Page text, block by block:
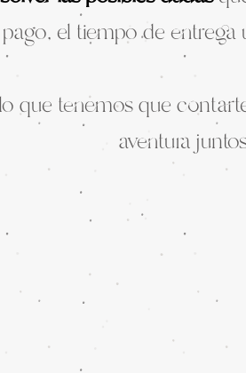
el tiempo de entrega
que tenemos que
aventura